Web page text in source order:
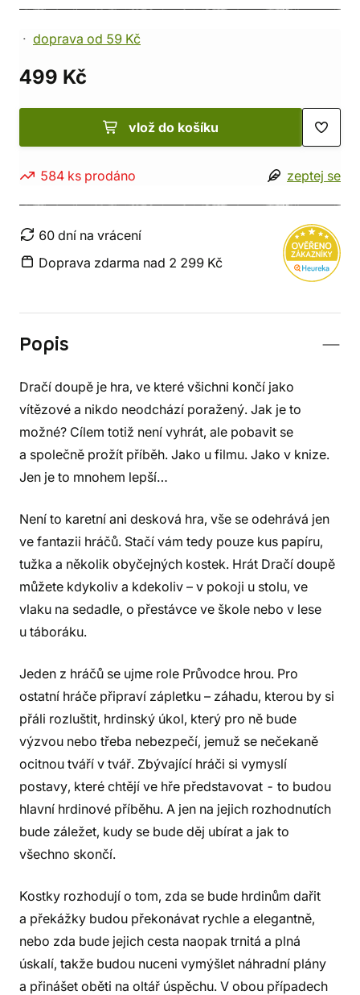
doprava od 59 Kč
499 Kč
vlož do košíku
584 ks prodáno zeptej se
60 dní na vrácení
Doprava zdarma nad 2 299 Kč
Popis
Dračí doupě je hra, ve které všichni končí jako
vítězové a nikdo neodchází poražený. Jak je to
možné? Cílem totiž není vyhrát, ale pobavit se
a společně prožít příběh. Jako u filmu. Jako v knize.
Jen je to mnohem lepší…
Není to karetní ani desková hra, vše se odehrává jen
ve fantazii hráčů. Stačí vám tedy pouze kus papíru,
tužka a několik obyčejných kostek. Hrát Dračí doupě
můžete kdykoliv a kdekoliv – v pokoji u stolu, ve
vlaku na sedadle, o přestávce ve škole nebo v lese
u táboráku.
Jeden z hráčů se ujme role Průvodce hrou. Pro
ostatní hráče připraví zápletku – záhadu, kterou by si
přáli rozluštit, hrdinský úkol, který pro ně bude
výzvou nebo třeba nebezpečí, jemuž se nečekaně
ocitnou tváří v tvář. Zbývající hráči si vymyslí
postavy, které chtějí ve hře představovat - to budou
hlavní hrdinové příběhu. A jen na jejich rozhodnutích
bude záležet, kudy se bude děj ubírat a jak to
všechno skončí.
Kostky rozhodují o tom, zda se bude hrdinům dařit
a překážky budou překonávat rychle a elegantně,
nebo zda bude jejich cesta naopak trnitá a plná
úskalí, takže budou nuceni vymýšlet náhradní plány
a přinášet oběti na oltář úspěchu. V obou případech